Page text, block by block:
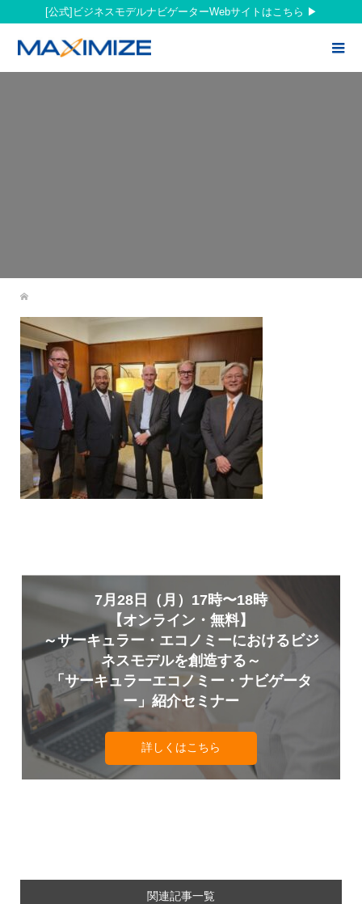
[公式]ビジネスモデルナビゲーターWebサイトはこちら
7月28日（月）17時〜18時
【オンライン・無料】
～サーキュラー・エコノミーにおけるビジ
ネスモデルを創造する～
「サーキュラーエコノミー・ナビゲータ
ー」紹介セミナー
詳しくはこちら
関連記事一覧